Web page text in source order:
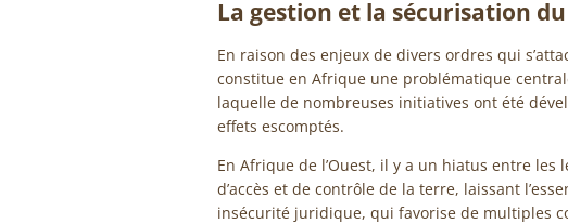
La gestion et la sécurisation
En raison des enjeux de divers ordres qui
constitue en Afrique une problématique
laquelle de nombreuses initiatives ont été
effets escomptés.
En Afrique de l’Ouest, il y a un hiatus entre les
d’accès et de contrôle de la terre, laissant
insécurité juridique, qui favorise de multiples